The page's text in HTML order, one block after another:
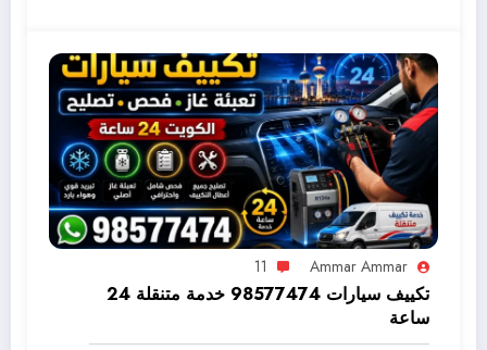
Ammar Ammar
11
تكييف سيارات 98577474 خدمة متنقلة 24
ساعة